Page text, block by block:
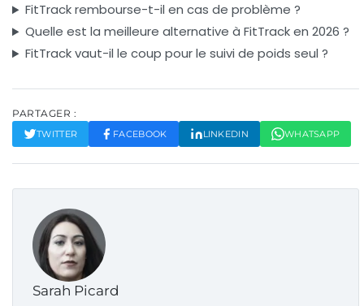
FitTrack rembourse-t-il en cas de problème ?
Quelle est la meilleure alternative à FitTrack en 2026 ?
FitTrack vaut-il le coup pour le suivi de poids seul ?
PARTAGER :
TWITTER FACEBOOK LINKEDIN WHATSAPP
Sarah Picard